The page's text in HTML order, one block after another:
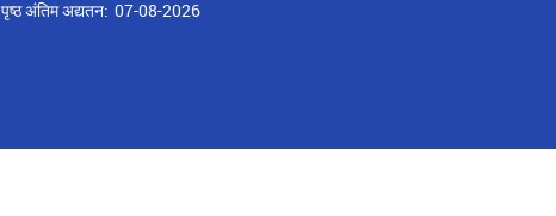
पृष्ठ अंतिम अद्यतन: 07-08-2026